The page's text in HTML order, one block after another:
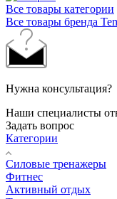
Все товары категории
Все товары бренда
Нужна консультация?
Наши специалисты
Задать вопрос
Категории
Силовые тренажеры
Фитнес
Активный отдых